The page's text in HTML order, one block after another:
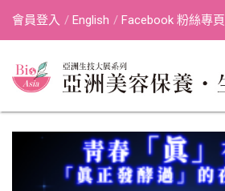
會員登入 English Facebook 粉絲專頁